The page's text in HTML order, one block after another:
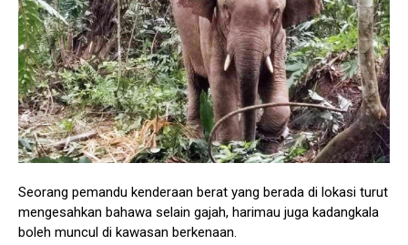
Seorang pemandu kenderaan berat yang berada di lokasi turut
mengesahkan bahawa selain gajah, harimau juga kadangkala
boleh muncul di kawasan berkenaan.